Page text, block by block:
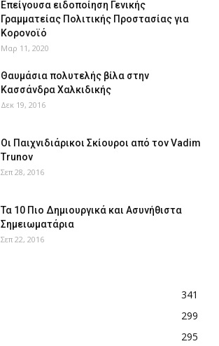
Επείγουσα ειδοποίηση Γενικής
Γραμματείας Πολιτικής Προστασίας για
Κορονοϊό
Μαρ 11, 2020
Θαυμάσια πολυτελής βίλα στην
Κασσάνδρα Χαλκιδικής
Δεκ 19, 2016
Οι Παιχνιδιάρικοι Σκίουροι από τον Vadim
Trunov
Σεπ 28, 2016
Τα 10 Πιο Δημιουργικά και Ασυνήθιστα
Σημειωματάρια
Σεπ 22, 2016
341
299
295